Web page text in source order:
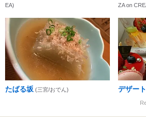
EA)
ZA on
たばる坂 (三宮/おでん) デザー